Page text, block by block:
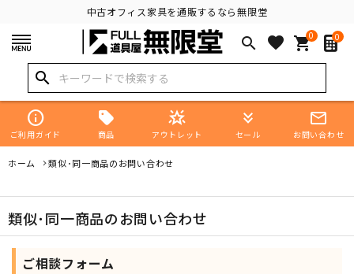
中古オフィス家具を通販するなら無限堂
search favorite 0
shopping_cart 0
search
info
ご利用ガイド 商品
star_shine
アウトレット
keyboard_double_arrow_down
セール
mail_outline
お問い合わせ
ホーム 類似･同一商品のお問い合わせ
類似･同一商品のお問い合わせ
ご相談フォーム